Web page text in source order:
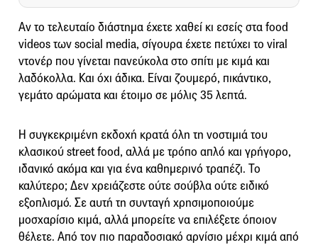
Αν το τελευταίο διάστημα έχετε χαθεί κι εσείς στα food
videos των social media, σίγουρα έχετε πετύχει το viral
ντονέρ που γίνεται πανεύκολα στο σπίτι με κιμά και
λαδόκολλα. Και όχι άδικα. Είναι ζουμερό, πικάντικο,
γεμάτο αρώματα και έτοιμο σε μόλις 35 λεπτά.
Η συγκεκριμένη εκδοχή κρατά όλη τη νοστιμιά του
κλασικού street food, αλλά με τρόπο απλό και γρήγορο,
ιδανικό ακόμα και για ένα καθημερινό τραπέζι. Το
καλύτερο; Δεν χρειάζεστε ούτε σούβλα ούτε ειδικό
εξοπλισμό. Σε αυτή τη συνταγή χρησιμοποιούμε
μοσχαρίσιο κιμά, αλλά μπορείτε να επιλέξετε όποιον
θέλετε. Από τον πιο παραδοσιακό αρνίσιο μέχρι κιμά από